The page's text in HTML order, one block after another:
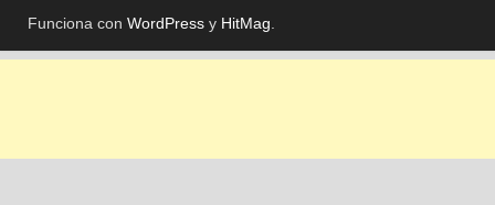
Funciona con WordPress y HitMag